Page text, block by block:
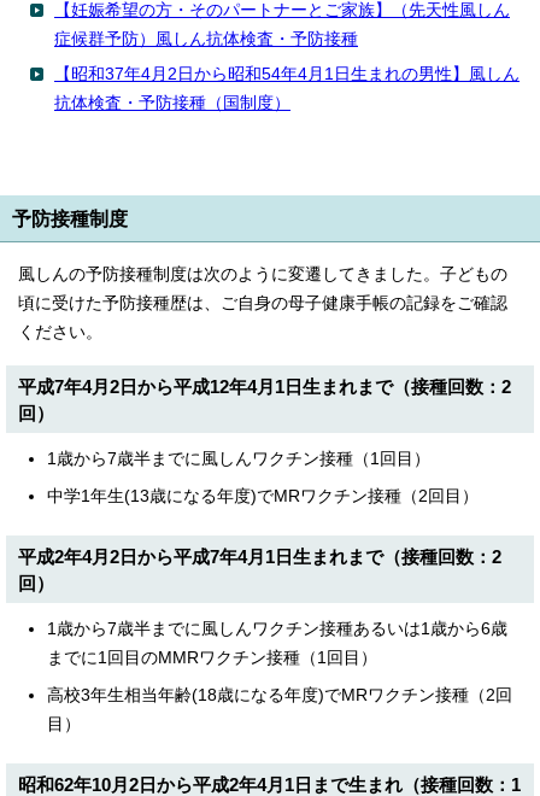
【妊娠希望の方・そのパートナーとご家族】（先天性風しん
症候群予防）風しん抗体検査・予防接種
【昭和37年4月2日から昭和54年4月1日生まれの男性】風しん
抗体検査・予防接種（国制度）
予防接種制度
風しんの予防接種制度は次のように変遷してきました。子どもの
頃に受けた予防接種歴は、ご自身の母子健康手帳の記録をご確認
ください。
平成7年4月2日から平成12年4月1日生まれまで（接種回数：2
回）
1歳から7歳半までに風しんワクチン接種（1回目）
中学1年生(13歳になる年度)でMRワクチン接種（2回目）
平成2年4月2日から平成7年4月1日生まれまで（接種回数：2
回）
1歳から7歳半までに風しんワクチン接種あるいは1歳から6歳
までに1回目のMMRワクチン接種（1回目）
高校3年生相当年齢(18歳になる年度)でMRワクチン接種（2回
目）
昭和62年10月2日から平成2年4月1日まで生まれ（接種回数：1